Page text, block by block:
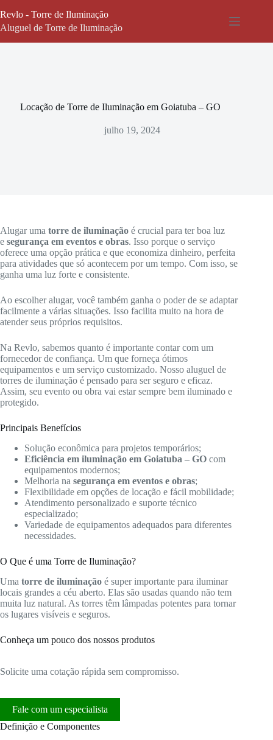
para
o
Revlo - Torre de Iluminação
Aluguel de Torre de Iluminação
Locação de Torre de Iluminação em Goiatuba – GO
julho 19, 2024
Alugar uma torre de iluminação é crucial para ter boa luz
e segurança em eventos e obras. Isso porque o serviço
oferece uma opção prática e que economiza dinheiro, perfeita
para atividades que só acontecem por um tempo. Com isso, se
ganha uma luz forte e consistente.
Ao escolher alugar, você também ganha o poder de se adaptar
facilmente a várias situações. Isso facilita muito na hora de
atender seus próprios requisitos.
Na Revlo, sabemos quanto é importante contar com um
fornecedor de confiança. Um que forneça ótimos
equipamentos e um serviço customizado. Nosso aluguel de
torres de iluminação é pensado para ser seguro e eficaz.
Assim, seu evento ou obra vai estar sempre bem iluminado e
protegido.
Principais Benefícios
Solução econômica para projetos temporários;
Eficiência em iluminação em Goiatuba – GO com
equipamentos modernos;
Melhoria na segurança em eventos e obras;
Flexibilidade em opções de locação e fácil mobilidade;
Atendimento personalizado e suporte técnico
especializado;
Variedade de equipamentos adequados para diferentes
necessidades.
O Que é uma Torre de Iluminação?
Uma torre de iluminação é super importante para iluminar
locais grandes a céu aberto. Elas são usadas quando não tem
muita luz natural. As torres têm lâmpadas potentes para tornar
os lugares visíveis e seguros.
Conheça um pouco dos nossos produtos
Solicite uma cotação rápida sem compromisso.
Fale com um especialista
Definição e Componentes